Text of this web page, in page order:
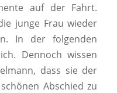
auf der Fahrt.
junge Frau wieder
In der folgenden
Dennoch wissen
dass sie der
Abschied zu